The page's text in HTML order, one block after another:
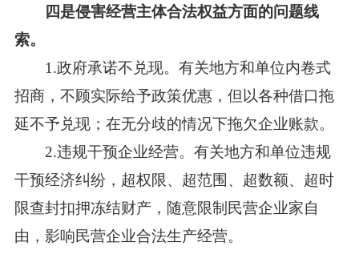
四是侵害经营主体合法权益方面的问题线
索。
1.政府承诺不兑现。有关地方和单位内卷式
招商，不顾实际给予政策优惠，但以各种借口拖
延不予兑现；在无分歧的情况下拖欠企业账款。
2.违规干预企业经营。有关地方和单位违规
干预经济纠纷，超权限、超范围、超数额、超时
限查封扣押冻结财产，随意限制民营企业家自
由，影响民营企业合法生产经营。